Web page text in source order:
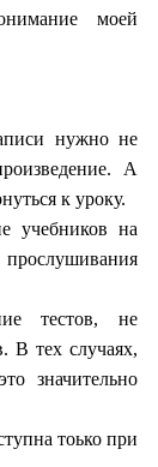
моей
нужно не
А
к уроку.
учебников на
прослушивания
тестов, не
В тех случаях,
значительно
тоько при